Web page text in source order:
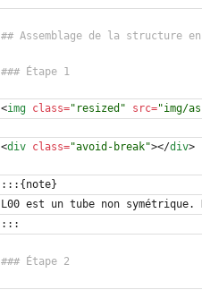
<img class="resized" src="img/
<div class="avoid-break"></div>